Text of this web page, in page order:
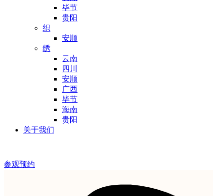
毕节
贵阳
织
安顺
绣
云南
四川
安顺
广西
毕节
海南
贵阳
关于我们
参观预约